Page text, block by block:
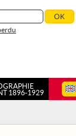
1896-1929